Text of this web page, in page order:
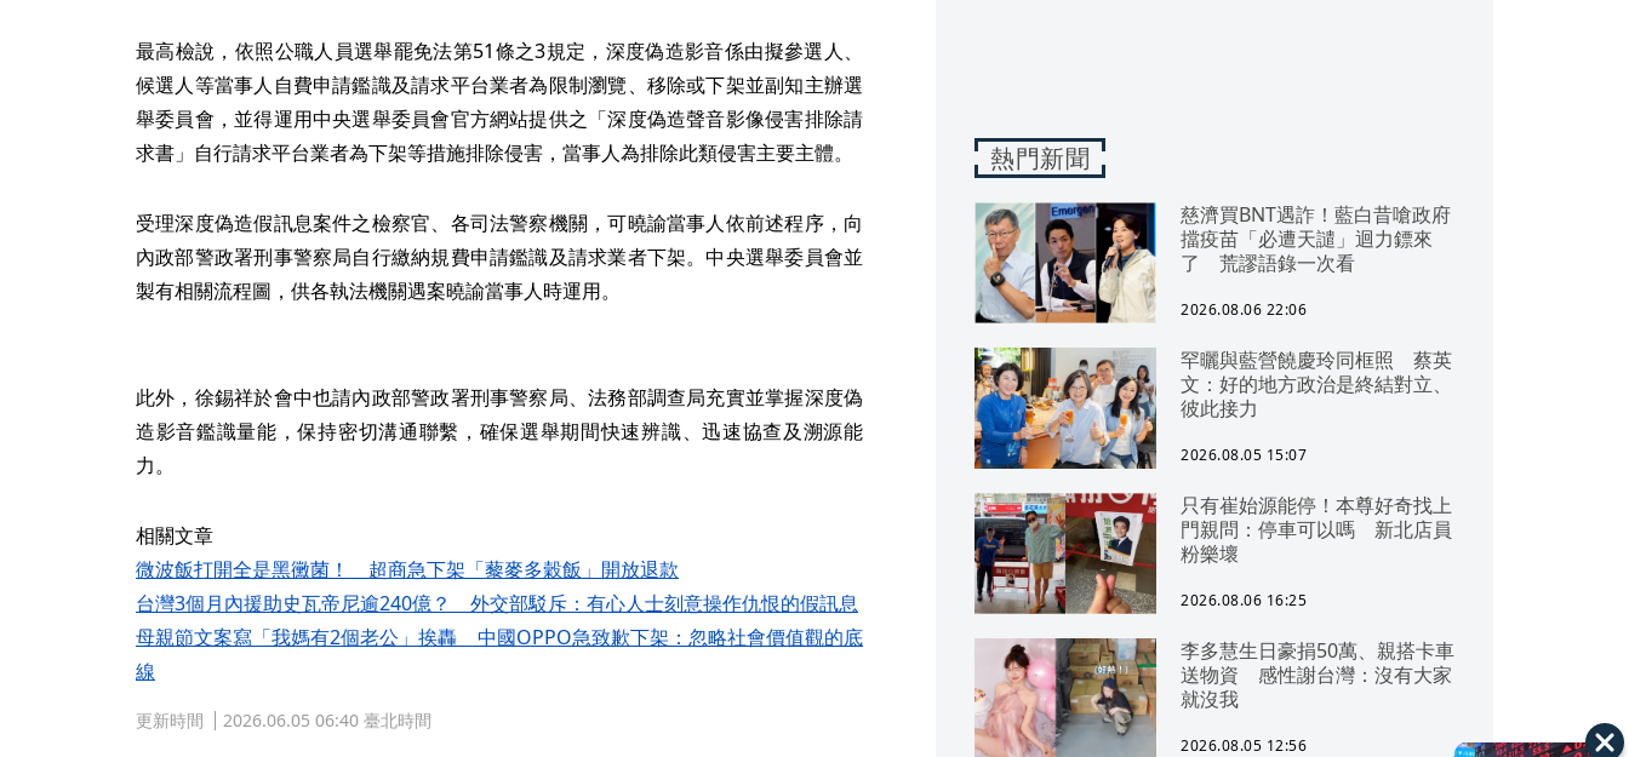
最高檢說，依照公職人員選舉罷免法第51條之3規定，深度偽造影音係由擬參選人、
候選人等當事人自費申請鑑識及請求平台業者為限制瀏覽、移除或下架並副知主辦選
舉委員會，並得運用中央選舉委員會官方網站提供之「深度偽造聲音影像侵害排除請
求書」自行請求平台業者為下架等措施排除侵害，當事人為排除此類侵害主要主體。
受理深度偽造假訊息案件之檢察官、各司法警察機關，可曉諭當事人依前述程序，向
內政部警政署刑事警察局自行繳納規費申請鑑識及請求業者下架。中央選舉委員會並
製有相關流程圖，供各執法機關遇案曉諭當事人時運用。
此外，徐錫祥於會中也請內政部警政署刑事警察局、法務部調查局充實並掌握深度偽
造影音鑑識量能，保持密切溝通聯繫，確保選舉期間快速辨識、迅速協查及溯源能
力。
相關文章
微波飯打開全是黑黴菌！ 超商急下架「藜麥多穀飯」開放退款
台灣3個月內援助史瓦帝尼逾240億？ 外交部駁斥：有心人士刻意操作仇恨的假訊息
母親節文案寫「我媽有2個老公」挨轟 中國OPPO急致歉下架：忽略社會價值觀的底
線
更新時間 2026.06.05 06:40 臺北時間
熱門新聞
慈濟買BNT遇詐！藍白昔嗆政府
擋疫苗「必遭天譴」迴力鏢來
了 荒謬語錄一次看
2026.08.06 22:06
罕曬與藍營饒慶玲同框照 蔡英
文：好的地方政治是終結對立、
彼此接力
2026.08.05 15:07
只有崔始源能停！本尊好奇找上
門親問：停車可以嗎 新北店員
粉樂壞
2026.08.06 16:25
李多慧生日豪捐50萬、親搭卡車
送物資 感性謝台灣：沒有大家
就沒我
2026.08.05 12:56